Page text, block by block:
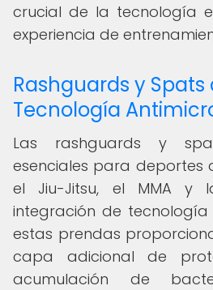
crucial de la tecnología
experiencia de
Rashguards y Spats
Tecnología
Las rashguards y
esenciales para
el Jiu-Jitsu, el MMA y
integración de
estas prendas
capa adicional de
acumulación de